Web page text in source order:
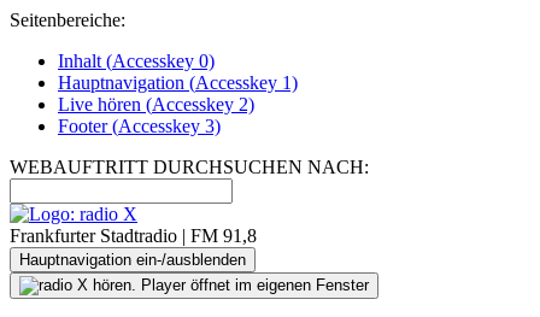
Seitenbereiche:
Inhalt (Accesskey 0)
Hauptnavigation (Accesskey 1)
Live hören (Accesskey 2)
Footer(Accesskey 3)
WEBAUFTRITT DURCHSUCHEN NACH:
Frankfurter Stadtradio | FM 91,8
Hauptnavigation ein-/ausblenden